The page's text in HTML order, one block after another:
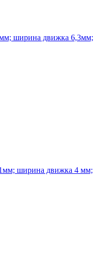
ширина движка 6,3мм;
ширина движка 4 мм;